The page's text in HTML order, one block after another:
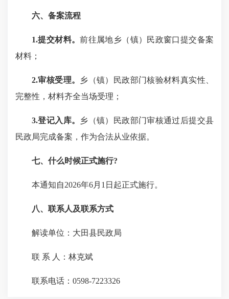
六、备案流程
1.提交材料。前往属地乡（镇）民政窗口提交备案
材料；
2.审核受理。
乡（镇）民政部门核验材料真实性、
完整性，材料齐全当场受理；
3.登记入库。
乡（镇）民政部门审核通过后提交县
民政局完成备案，作为合法从业依据。
七、什么时候正式施行?
本通知自2026年6月1日起正式施行。
八、联系人及联系方式
解读单位：大田县民政局
联 系 人：林克斌
联系电话：0598-7223326